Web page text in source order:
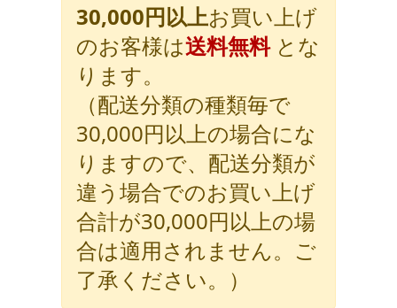
30,000円以上お買い上げ
のお客様は送料無料とな
ります。
（配送分類の種類毎で
30,000円以上の場合にな
りますので、配送分類が
違う場合でのお買い上げ
合計が30,000円以上の場
合は適用されません。ご
了承ください。）